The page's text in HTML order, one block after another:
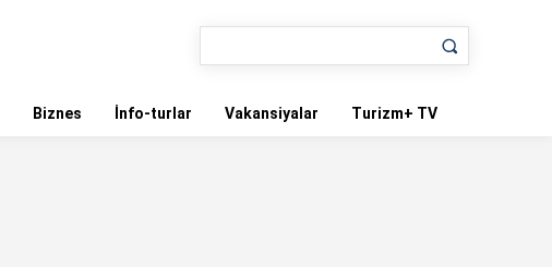
Biznes İnfo-turlar Vakansiyalar Turizm+ TV